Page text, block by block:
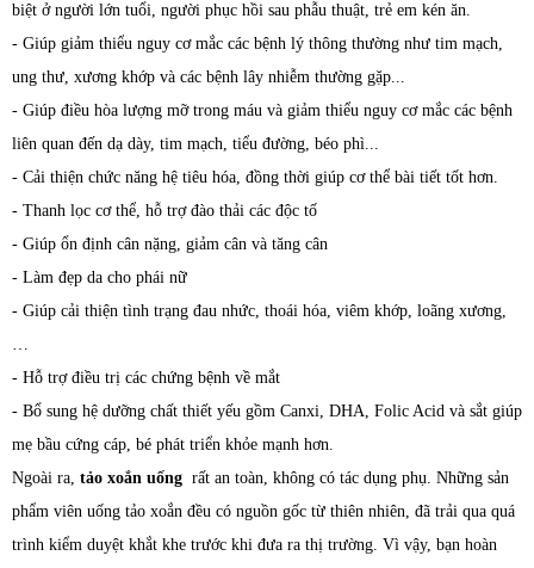
biệt ở người lớn tuổi, người phục hồi sau phẫu thuật, trẻ em kén ăn.
- Giúp giảm thiểu nguy cơ mắc các bệnh lý thông thường như tim mạch,
ung thư, xương khớp và các bệnh lây nhiễm thường gặp...
- Giúp điều hòa lượng mỡ trong máu và giảm thiểu nguy cơ mắc các bệnh
liên quan đến dạ dày, tim mạch, tiểu đường, béo phì...
- Cải thiện chức năng hệ tiêu hóa, đồng thời giúp cơ thể bài tiết tốt hơn.
- Thanh lọc cơ thể, hỗ trợ đào thải các độc tố
- Giúp ổn định cân nặng, giảm cân và tăng cân
- Làm đẹp da cho phái nữ
- Giúp cải thiện tình trạng đau nhức, thoái hóa, viêm khớp, loãng xương,
…
- Hỗ trợ điều trị các chứng bệnh về mắt
- Bổ sung hệ dưỡng chất thiết yếu gồm Canxi, DHA, Folic Acid và sắt giúp
mẹ bầu cứng cáp, bé phát triển khỏe mạnh hơn.
Ngoài ra, tảo xoắn uống rất an toàn, không có tác dụng phụ. Những sản
phẩm viên uống tảo xoắn đều có nguồn gốc từ thiên nhiên, đã trải qua quá
trình kiểm duyệt khắt khe trước khi đưa ra thị trường. Vì vậy, bạn hoàn